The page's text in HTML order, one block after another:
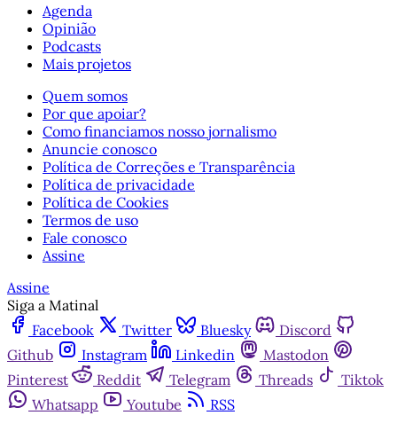
Agenda
Opinião
Podcasts
Mais projetos
Quem somos
Por que apoiar?
Como financiamos nosso jornalismo
Anuncie conosco
Política de Correções e Transparência
Política de privacidade
Política de Cookies
Termos de uso
Fale conosco
Assine
Assine
Siga a Matinal
Facebook
Twitter Bluesky
Discord
Github
Instagram Linkedin
Mastodon
Pinterest
Reddit Telegram Threads
Tiktok
Whatsapp
Youtube RSS